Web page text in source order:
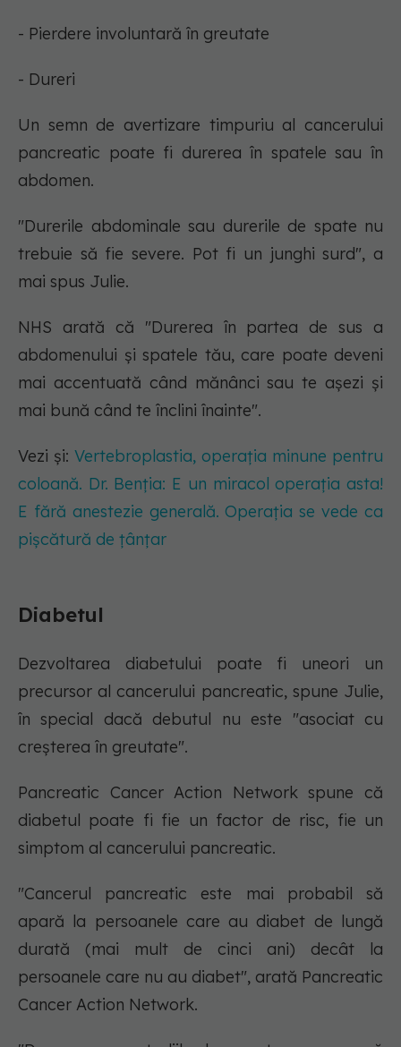
- Pierdere involuntară în greutate
- Dureri
Un semn de avertizare timpuriu al cancerului
pancreatic poate fi durerea în spatele sau în
abdomen.
"Durerile abdominale sau durerile de spate nu
trebuie să fie severe. Pot fi un junghi surd", a
mai spus Julie.
NHS arată că "Durerea în partea de sus a
abdomenului și spatele tău, care poate deveni
mai accentuată când mănânci sau te așezi și
mai bună când te înclini înainte".
Vezi și: Vertebroplastia, operația minune pentru
coloană. Dr. Benția: E un miracol operația asta!
E fără anestezie generală. Operația se vede ca
pișcătură de țânțar
Diabetul
Dezvoltarea diabetului poate fi uneori un
precursor al cancerului pancreatic, spune Julie,
în special dacă debutul nu este "asociat cu
creșterea în greutate".
Pancreatic Cancer Action Network spune că
diabetul poate fi fie un factor de risc, fie un
simptom al cancerului pancreatic.
"Cancerul pancreatic este mai probabil să
apară la persoanele care au diabet de lungă
durată (mai mult de cinci ani) decât la
persoanele care nu au diabet", arată Pancreatic
Cancer Action Network.